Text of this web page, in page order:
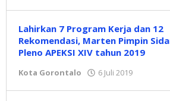
Lahirkan 7 Program Kerja dan 12
Rekomendasi, Marten Pimpin
Pleno APEKSI XIV tahun 2019
Kota Gorontalo 6 Juli 2019